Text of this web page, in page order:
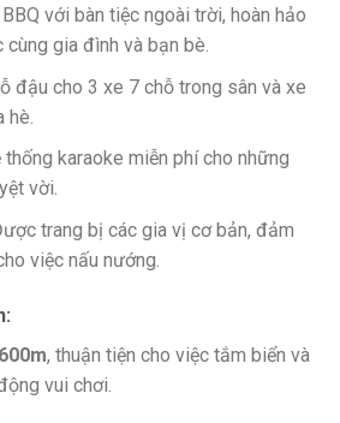
với bàn tiệc ngoài trời, hoàn hảo
gia đình và bạn bè.
đậu cho 3 xe 7 chỗ trong sân và xe
hè.
thống karaoke miễn phí cho những
vời.
trang bị các gia vị cơ bản, đảm
việc nấu nướng.
:
600m, thuận tiện cho việc tắm biển và
vui chơi.